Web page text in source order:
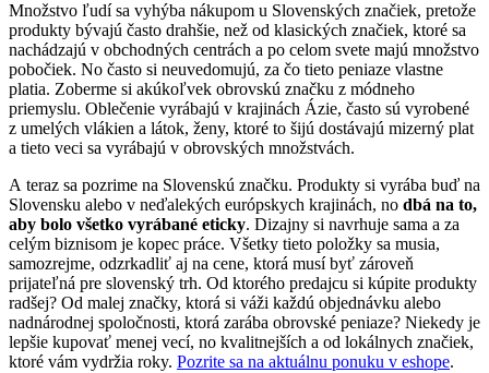
Množstvo ľudí sa vyhýba nákupom u Slovenských značiek, pretože
produkty bývajú často drahšie, než od klasických značiek, ktoré sa
nachádzajú v obchodných centrách a po celom svete majú množstvo
pobočiek. No často si neuvedomujú, za čo tieto peniaze vlastne
platia. Zoberme si akúkoľvek obrovskú značku z módneho
priemyslu. Oblečenie vyrábajú v krajinách Ázie, často sú vyrobené
z umelých vlákien a látok, ženy, ktoré to šijú dostávajú mizerný plat
a tieto veci sa vyrábajú v obrovských množstvách.
A teraz sa pozrime na Slovenskú značku. Produkty si vyrába buď na
Slovensku alebo v neďalekých európskych krajinách, no dbá na to,
aby bolo všetko vyrábané eticky. Dizajny si navrhuje sama a za
celým biznisom je kopec práce. Všetky tieto položky sa musia,
samozrejme, odzrkadliť aj na cene, ktorá musí byť zároveň
prijateľná pre slovenský trh. Od ktorého predajcu si kúpite produkty
radšej? Od malej značky, ktorá si váži každú objednávku alebo
nadnárodnej spoločnosti, ktorá zarába obrovské peniaze? Niekedy je
lepšie kupovať menej vecí, no kvalitnejších a od lokálnych značiek,
ktoré vám vydržia roky. Pozrite sa na aktuálnu ponuku v eshope.